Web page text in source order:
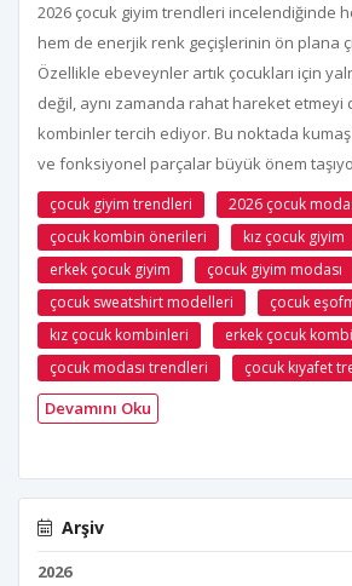
Arşiv
2026
2026 çocuk giyim trendleri incelendiğinde
hem de enerjik renk geçişlerinin ön plana
Özellikle ebeveynler artık çocukları için
değil, aynı zamanda rahat hareket etmeyi
kombinler tercih ediyor. Bu noktada
ve fonksiyonel parçalar büyük önem
çocuk giyim trendleri
2026 çocuk
çocuk kombin önerileri
kız çocuk giyim
erkek çocuk giyim
çocuk giyim modası
çocuk sweatshirt modelleri
çocuk
kız çocuk kombinleri
erkek çocuk
çocuk modası trendleri
çocuk kıyafet
Devamını Oku